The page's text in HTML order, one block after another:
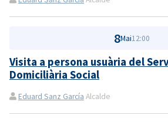
8Mai12:00
Visita a persona usuària del
Domiciliària Social
Eduard Sanz García Alcalde